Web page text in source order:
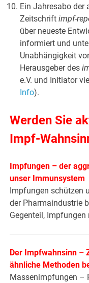
Ein Jahresabo der
Zeitschriftimpf-
über neueste
informiert und
Unabhängigkeit
Herausgeber des
e.V. und Initiator
Info).
Werden Sie
Impf-
Impfungen – der
unser Immunsystem
Impfungen schützen
der Pharmaindustrie
Gegenteil,
Der Impfwahnsinn –
ähnliche Methoden
Massenimpfungen –